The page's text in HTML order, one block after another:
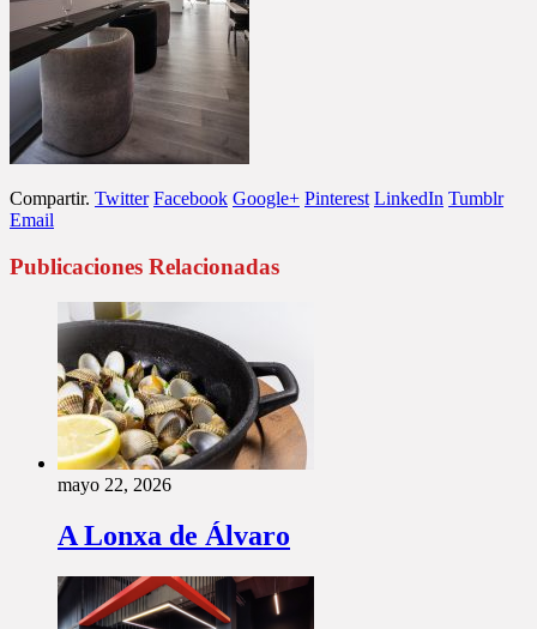
Compartir. Twitter Facebook Google+ Pinterest LinkedIn Tumblr
Email
Publicaciones Relacionadas
mayo 22, 2026
A Lonxa de Álvaro